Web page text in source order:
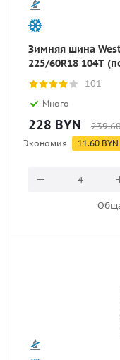
Зимняя шина
225/60R18 104T
101
Много
228 BYN
Экономия 11.60 BYN